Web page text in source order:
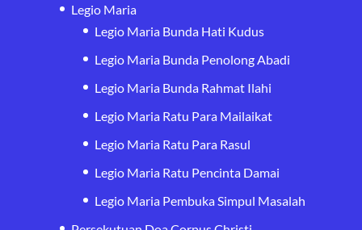
Legio Maria
Legio Maria Bunda Hati Kudus
Legio Maria Bunda Penolong Abadi
Legio Maria Bunda Rahmat Ilahi
Legio Maria Ratu Para Mailaikat
Legio Maria Ratu Para Rasul
Legio Maria Ratu Pencinta Damai
Legio Maria Pembuka Simpul Masalah